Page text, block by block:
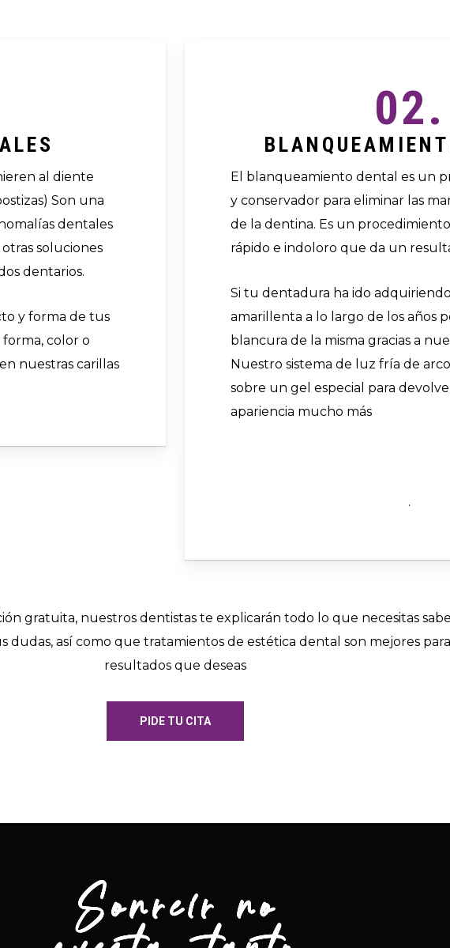
al diente
Son una
dentales
soluciones
dentarios.
y forma de tus
forma, color o
nuestras carillas
02.
El blanqueamiento dental es un
y conservador para eliminar las
de la dentina. Es un
rápido e indoloro que da un
Si tu dentadura ha ido
amarillenta a lo largo de los años
blancura de la misma gracias a
Nuestro sistema de luz fría de
sobre un gel especial para
apariencia mucho más
.
gratuita, nuestros dentistas te explicarán todo lo que necesitas
dudas, así como que tratamientos de estética dental son mejores
resultados que deseas
PIDE TU CITA